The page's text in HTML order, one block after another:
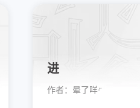
进
作者： 晕了咩ᵕ̈